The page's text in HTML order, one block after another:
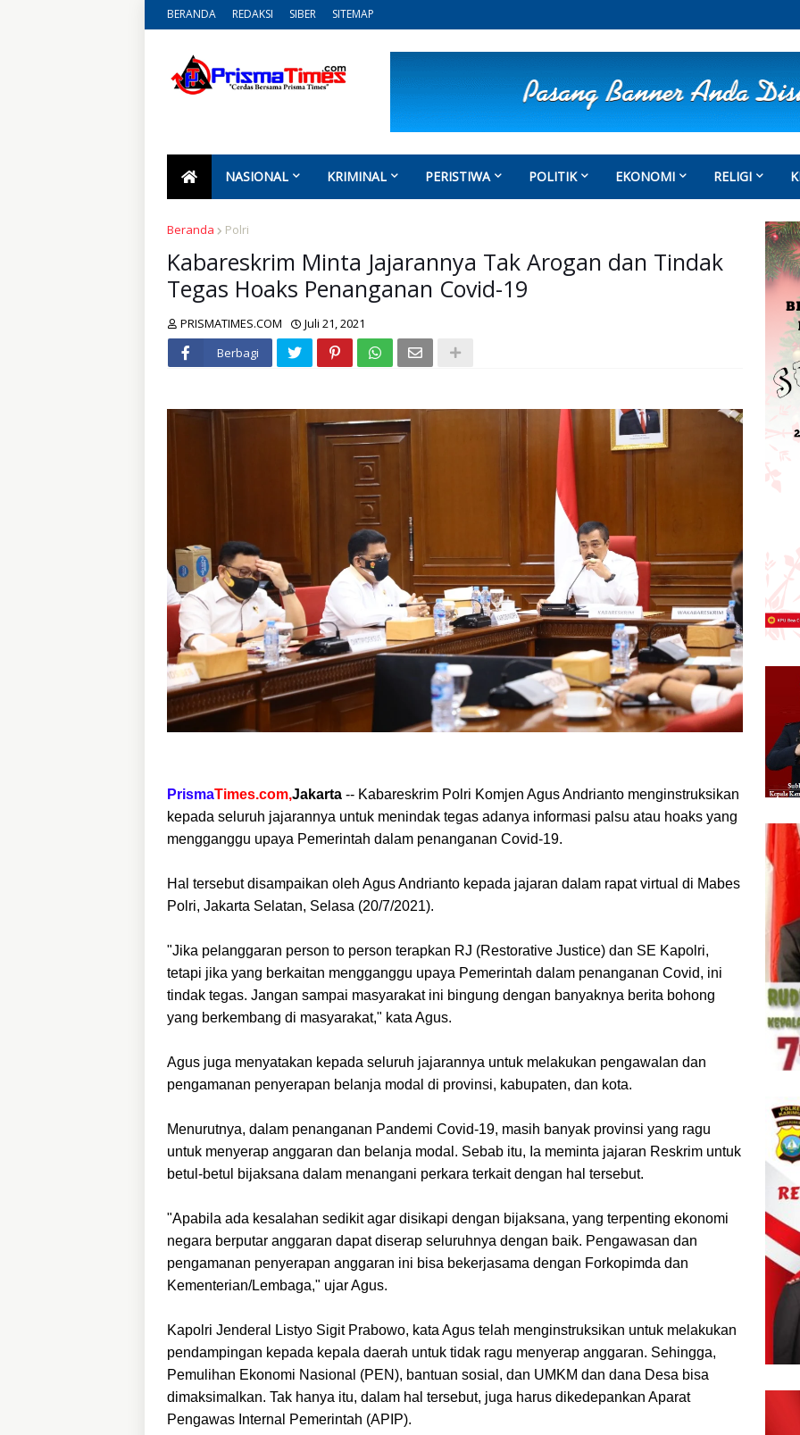
BERANDA REDAKSI SIBER SITEMAP
NASIONAL KRIMINAL PERISTIWA POLITIK EKONOMI RELIGI
Beranda Polri
Kabareskrim Minta Jajarannya Tak Arogan dan Tindak
Tegas Hoaks Penanganan Covid-19
PRISMATIMES.COM
Juli 21, 2021
Berbagi
PrismaTimes.com,Jakarta -- Kabareskrim Polri Komjen Agus Andrianto menginstruksikan
kepada seluruh jajarannya untuk menindak tegas adanya informasi palsu atau hoaks yang
mengganggu upaya Pemerintah dalam penanganan Covid-19.
Hal tersebut disampaikan oleh Agus Andrianto kepada jajaran dalam rapat virtual di Mabes
Polri, Jakarta Selatan, Selasa (20/7/2021).
"Jika pelanggaran person to person terapkan RJ (Restorative Justice) dan SE Kapolri,
tetapi jika yang berkaitan mengganggu upaya Pemerintah dalam penanganan Covid, ini
tindak tegas. Jangan sampai masyarakat ini bingung dengan banyaknya berita bohong
yang berkembang di masyarakat," kata Agus.
Agus juga menyatakan kepada seluruh jajarannya untuk melakukan pengawalan dan
pengamanan penyerapan belanja modal di provinsi, kabupaten, dan kota.
Menurutnya, dalam penanganan Pandemi Covid-19, masih banyak provinsi yang ragu
untuk menyerap anggaran dan belanja modal. Sebab itu, Ia meminta jajaran Reskrim untuk
betul-betul bijaksana dalam menangani perkara terkait dengan hal tersebut.
"Apabila ada kesalahan sedikit agar disikapi dengan bijaksana, yang terpenting ekonomi
negara berputar anggaran dapat diserap seluruhnya dengan baik. Pengawasan dan
pengamanan penyerapan anggaran ini bisa bekerjasama dengan Forkopimda dan
Kementerian/Lembaga," ujar Agus.
Kapolri Jenderal Listyo Sigit Prabowo, kata Agus telah menginstruksikan untuk melakukan
pendampingan kepada kepala daerah untuk tidak ragu menyerap anggaran. Sehingga,
Pemulihan Ekonomi Nasional (PEN), bantuan sosial, dan UMKM dan dana Desa bisa
dimaksimalkan. Tak hanya itu, dalam hal tersebut, juga harus dikedepankan Aparat
Pengawas Internal Pemerintah (APIP).